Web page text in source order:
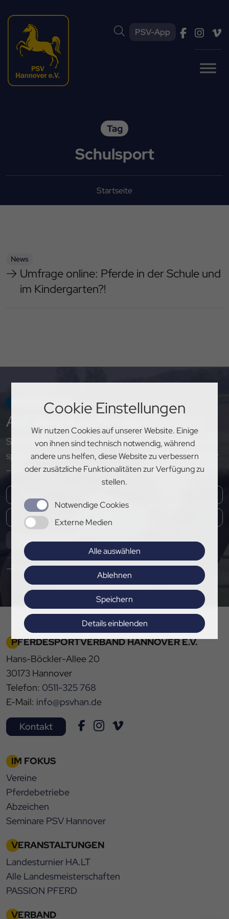
Cookie Einstellungen
Wir nutzen Cookies auf unserer Website. Einige
von ihnen sind technisch notwendig, während
andere uns helfen, diese Website zu verbessern
oder zusätzliche Funktionalitäten zur Verfügung zu
stellen.
Notwendige Cookies
Externe Medien
Alle auswählen
Ablehnen
Speichern
Details einblenden
Impressum|Datenschutz
PSV-App
Tag
Schulsport
Startseite
News
Umfrage online: Pferde in der Schule und
im Kindergarten?!
NEWSLETTER
Auf bleiben
Sichere dir exklusive Einblicke, aktuelle Updates und
spannende Neuigkeiten rund um den PSV Hannover
– melde dich jetzt für unseren Newsletter an!
Abonnieren
Hier Pressemitteilungen abonnieren
PFERDESPORTVERBAND HANNOVER E.V.
Hans-Böckler-Allee 20
30173 Hannover
Telefon: 0511-325 768
E-Mail: info@psvhan.de
Kontakt
IM FOKUS
Vereine
Pferdebetriebe
Abzeichen
Seminare PSV Hannover
VERANSTALTUNGEN
Landesturnier HA.LT
Alle Landesmeisterschaften
PASSION PFERD
VERBAND